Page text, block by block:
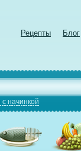
Рецепты Блог
с начинкой